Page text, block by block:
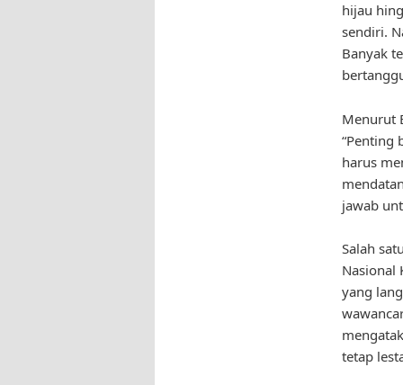
hijau
sendiri.
Banyak
Menurut
“Penting
harus
jawab
Salah
Nasional
yang
tetap